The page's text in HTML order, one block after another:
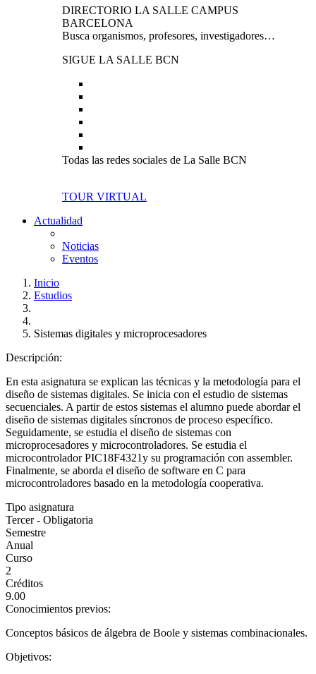
DIRECTORIO LA SALLE CAMPUS
BARCELONA
Busca organismos, profesores, investigadores…
SIGUE LA SALLE BCN
Todas las redes sociales de La Salle BCN
TOUR VIRTUAL
Actualidad
Noticias
Eventos
Inicio
Estudios
Sistemas digitales y microprocesadores
Descripción:
En esta asignatura se explican las técnicas y la metodología para el
diseño de sistemas digitales. Se inicia con el estudio de sistemas
secuenciales. A partir de estos sistemas el alumno puede abordar el
diseño de sistemas digitales síncronos de proceso específico.
Seguidamente, se estudia el diseño de sistemas con
microprocesadores y microcontroladores. Se estudia el
microcontrolador PIC18F4321y su programación con assembler.
Finalmente, se aborda el diseño de software en C para
microcontroladores basado en la metodología cooperativa.
Tipo asignatura
Tercer - Obligatoria
Semestre
Anual
Curso
2
Créditos
9.00
Conocimientos previos:
Conceptos básicos de álgebra de Boole y sistemas combinacionales.
Objetivos: